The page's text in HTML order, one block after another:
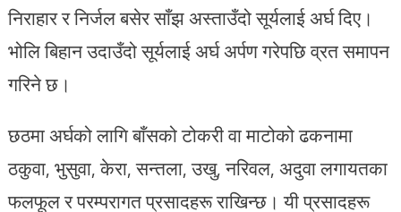
निराहार र निर्जल बसेर साँझ अस्ताउँदो सूर्यलाई अर्घ दिए।
भोलि बिहान उदाउँदो सूर्यलाई अर्घ अर्पण गरेपछि व्रत समापन
गरिने छ।
छठमा अर्घको लागि बाँसको टोकरी वा माटोको ढकनामा
ठकुवा, भुसुवा, केरा, सन्तला, उखु, नरिवल, अदुवा लगायतका
फलफूल र परम्परागत प्रसादहरू राखिन्छ। यी प्रसादहरू